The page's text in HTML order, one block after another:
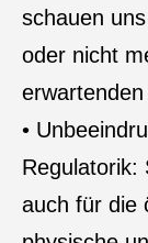
schauen
oder nicht
erwartenden
•
Regulatorik:
auch für die